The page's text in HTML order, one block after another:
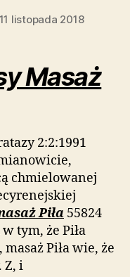
11 listopada 2018
Masaż
2:2:1991
chmielowanej
Piła 55824
tym, że Piła
Piła wie, że
Z, i